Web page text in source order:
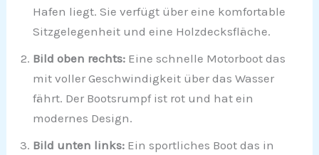
Hafen liegt. Sie verfügt über eine komfortable
Sitzgelegenheit und eine Holzdecksfläche.
Bild oben rechts: Eine schnelle Motorboot das
mit voller Geschwindigkeit über das Wasser
fährt. Der Bootsrumpf ist rot und hat ein
modernes Design.
Bild unten links: Ein sportliches Boot das in